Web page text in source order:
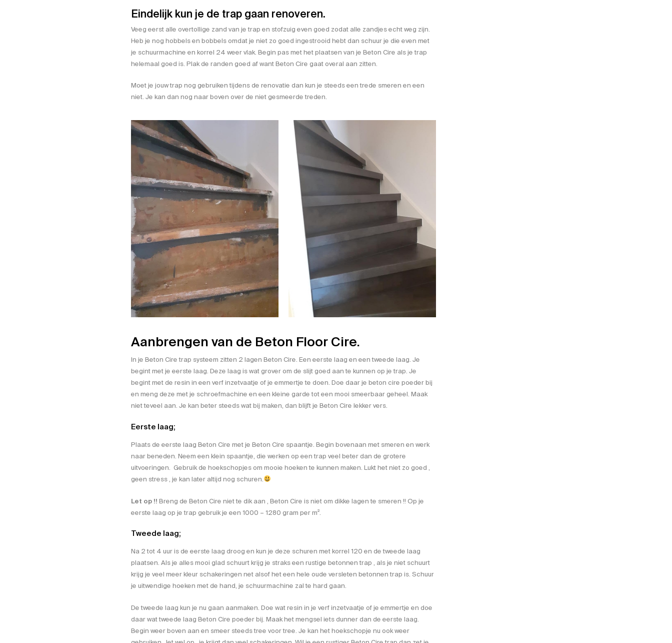
Eindelijk kun je de trap gaan renoveren.
Veeg eerst alle overtollige zand van je trap en stofzuig even goed zodat alle zandjes echt weg zijn.
Heb je nog hobbels en bobbels omdat je niet zo goed ingestrooid hebt dan schuur je die even met
je schuurmachine en korrel 24 weer vlak. Begin pas met het plaatsen van je Beton Cire als je trap
helemaal goed is. Plak de randen goed af want Beton Cire gaat overal aan zitten.
Moet je jouw trap nog gebruiken tijdens de renovatie dan kun je steeds een trede smeren en een
niet. Je kan dan nog naar boven over de niet gesmeerde treden.
Aanbrengen van de Beton Floor Cire.
In je Beton Cire trap systeem zitten 2 lagen Beton Cire. Een eerste laag en een tweede laag. Je
begint met je eerste laag. Deze laag is wat grover om de slijt goed aan te kunnen op je trap. Je
begint met de resin in een verf inzetvaatje of je emmertje te doen. Doe daar je beton cire poeder bij
en meng deze met je schroefmachine en een kleine garde tot een mooi smeerbaar geheel. Maak
niet teveel aan. Je kan beter steeds wat bij maken, dan blijft je Beton Cire lekker vers.
Eerste laag;
Plaats de eerste laag Beton Cire met je Beton Cire spaantje. Begin bovenaan met smeren en werk
naar beneden. Neem een klein spaantje, die werken op een trap veel beter dan de grotere
uitvoeringen. Gebruik de hoekschopjes om mooie hoeken te kunnen maken. Lukt het niet zo goed ,
geen stress , je kan later altijd nog schuren.
Let op !! Breng de Beton Cire niet te dik aan , Beton Cire is niet om dikke lagen te smeren !! Op je
eerste laag op je trap gebruik je een 1000 – 1280 gram per m².
Tweede laag;
Na 2 tot 4 uur is de eerste laag droog en kun je deze schuren met korrel 120 en de tweede laag
plaatsen. Als je alles mooi glad schuurt krijg je straks een rustige betonnen trap , als je niet schuurt
krijg je veel meer kleur schakeringen net alsof het een hele oude versleten betonnen trap is. Schuur
je uitwendige hoeken met de hand, je schuurmachine zal te hard gaan.
De tweede laag kun je nu gaan aanmaken. Doe wat resin in je verf inzetvaatje of je emmertje en doe
daar wat tweede laag Beton Cire poeder bij. Maak het mengsel iets dunner dan de eerste laag.
Begin weer boven aan en smeer steeds tree voor tree. Je kan het hoekschopje nu ook weer